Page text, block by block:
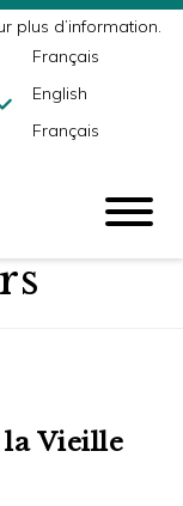
plus d’information.
Français
English
Français
la Vieille